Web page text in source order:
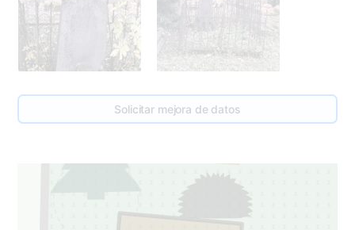
Solicitar mejora de datos
11